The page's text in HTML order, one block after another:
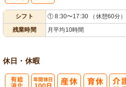
シフト
① 8:30〜17:30 （休憩60分）
残業時間
月平均10時間
休日・休暇